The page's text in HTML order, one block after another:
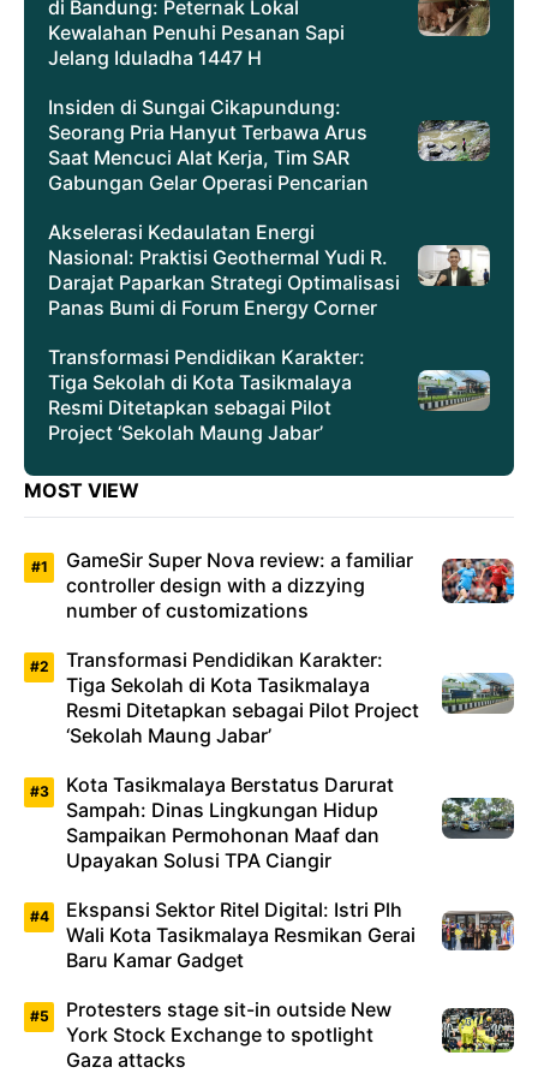
di Bandung: Peternak Lokal
Kewalahan Penuhi Pesanan Sapi
Jelang Iduladha 1447 H
Insiden di Sungai Cikapundung:
Seorang Pria Hanyut Terbawa Arus
Saat Mencuci Alat Kerja, Tim SAR
Gabungan Gelar Operasi Pencarian
Akselerasi Kedaulatan Energi
Nasional: Praktisi Geothermal Yudi R.
Darajat Paparkan Strategi Optimalisasi
Panas Bumi di Forum Energy Corner
Transformasi Pendidikan Karakter:
Tiga Sekolah di Kota Tasikmalaya
Resmi Ditetapkan sebagai Pilot
Project ‘Sekolah Maung Jabar’
MOST VIEW
GameSir Super Nova review: a familiar
controller design with a dizzying
number of customizations
Transformasi Pendidikan Karakter:
Tiga Sekolah di Kota Tasikmalaya
Resmi Ditetapkan sebagai Pilot Project
‘Sekolah Maung Jabar’
Kota Tasikmalaya Berstatus Darurat
Sampah: Dinas Lingkungan Hidup
Sampaikan Permohonan Maaf dan
Upayakan Solusi TPA Ciangir
Ekspansi Sektor Ritel Digital: Istri Plh
Wali Kota Tasikmalaya Resmikan Gerai
Baru Kamar Gadget
Protesters stage sit-in outside New
York Stock Exchange to spotlight
Gaza attacks